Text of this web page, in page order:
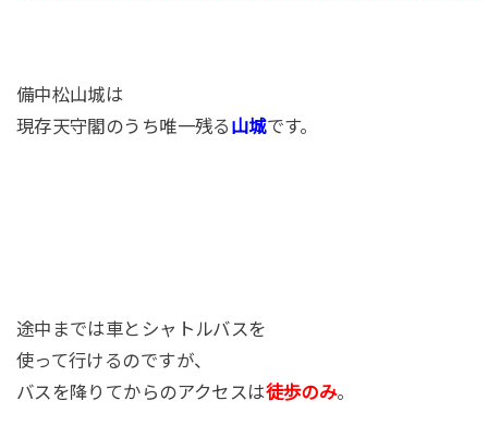
備中松山城は
現存天守閣のうち唯一残る 山城です。
途中までは車とシャトルバスを
使って行けるのですが、
バスを降りてからのアクセスは徒歩のみ。